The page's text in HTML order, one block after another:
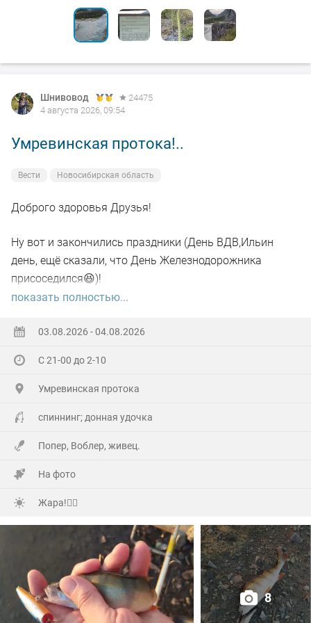
Шнивовод
24475
4 августа 2026, 09:54
Умревинская протока!..
Вести Новосибирская область
Доброго здоровья Друзья!
Ну вот и закончились праздники (День ВДВ,Ильин
день, ещё сказали, что День Железнодорожника
присоседился😆)!
Гостей понаехало(со всех Волостей),сюрприз устроили
точного адреса (потому как первый раз приехали)по
навигатору, полвосьмого утра уже сигналили под
А мы уже с ночи начали отмечать и легли уже часа в
Но я был очень рад их приезду!🤗
Много добрых слов было сказано, конечно подарков,ну
показать полностью...
03.08.2026 - 04.08.2026
С 21-00 до 2-10
Умревинская протока
спиннинг; донная удочка
Попер, Воблер, живец.
На фото
Жара!🙂‍↕️
8